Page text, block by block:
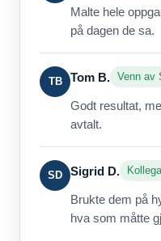
Malte hele
på dagen de sa.
TB Tom B. Venn av
Godt resultat,
avtalt.
SD Sigrid D. Kollega
Brukte dem på
hva som måtte